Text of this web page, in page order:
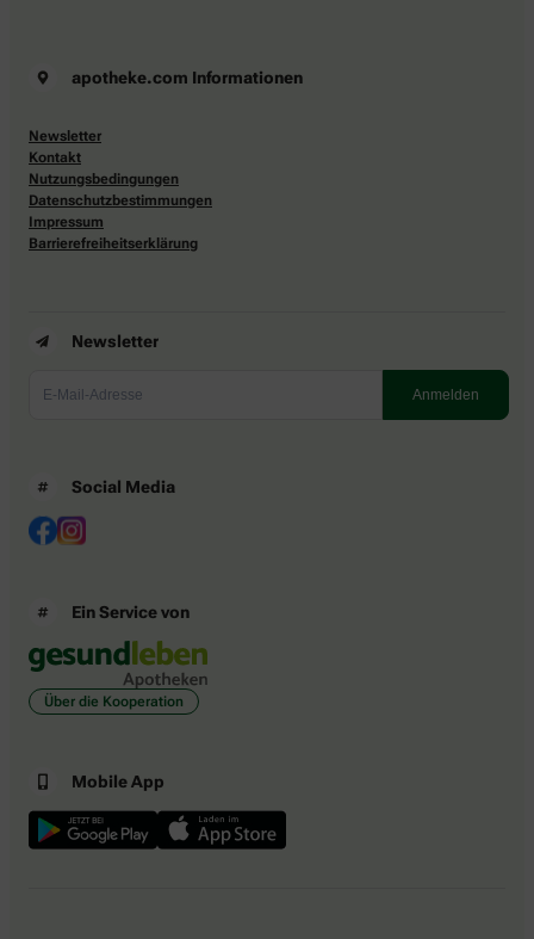
apotheke.com Informationen
Newsletter
Kontakt
Nutzungsbedingungen
Datenschutzbestimmungen
Impressum
Barrierefreiheitserklärung
Newsletter
Social Media
Ein Service von
Über die Kooperation
Mobile App